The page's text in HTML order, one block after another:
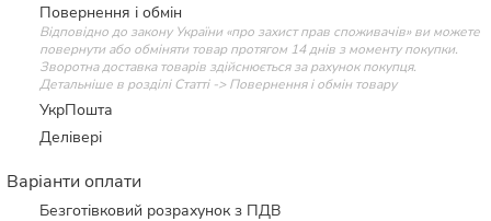
Повернення і обмін
Відповідно до закону України «про захист прав споживачів» ви можете
повернути або обміняти товар протягом 14 днів з моменту покупки.
Зворотна доставка товарів здійснюється за рахунок покупця.
Детальніше в розділі Статті -> Повернення і обмін товару
УкрПошта
Делівері
Варіанти оплати
Безготівковий розрахунок з ПДВ